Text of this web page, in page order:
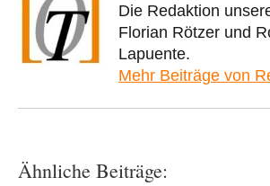
Die Redaktion
Florian Rötzer und
Lapuente.
Mehr Beiträge von
Ähnliche Beiträge: